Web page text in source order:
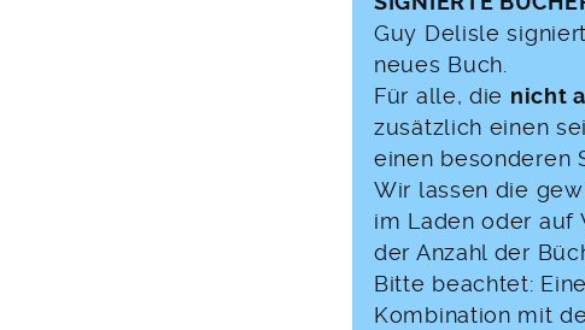
Guy Delisle
neues Buch.
Für alle, die nicht
zusätzlich einen
einen besonderen
Wir lassen die
im Laden oder auf
der Anzahl der
Bitte beachtet:
Kombination mit